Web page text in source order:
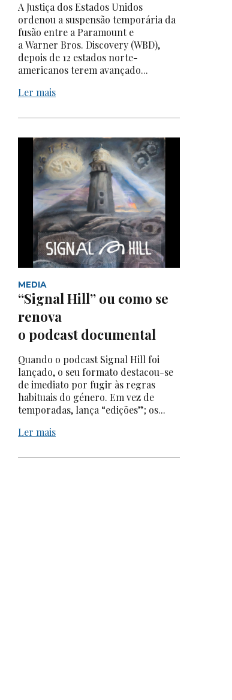
A Justiça dos Estados Unidos
ordenou a suspensão temporária da
fusão entre a Paramount e
a Warner Bros. Discovery (WBD),
depois de 12 estados norte-
americanos terem avançado...
Ler mais
MEDIA
“Signal Hill” ou como se
renova
o podcast documental
Quando o podcast Signal Hill foi
lançado, o seu formato destacou-se
de imediato por fugir às regras
habituais do género. Em vez de
temporadas, lança “edições”; os...
Ler mais